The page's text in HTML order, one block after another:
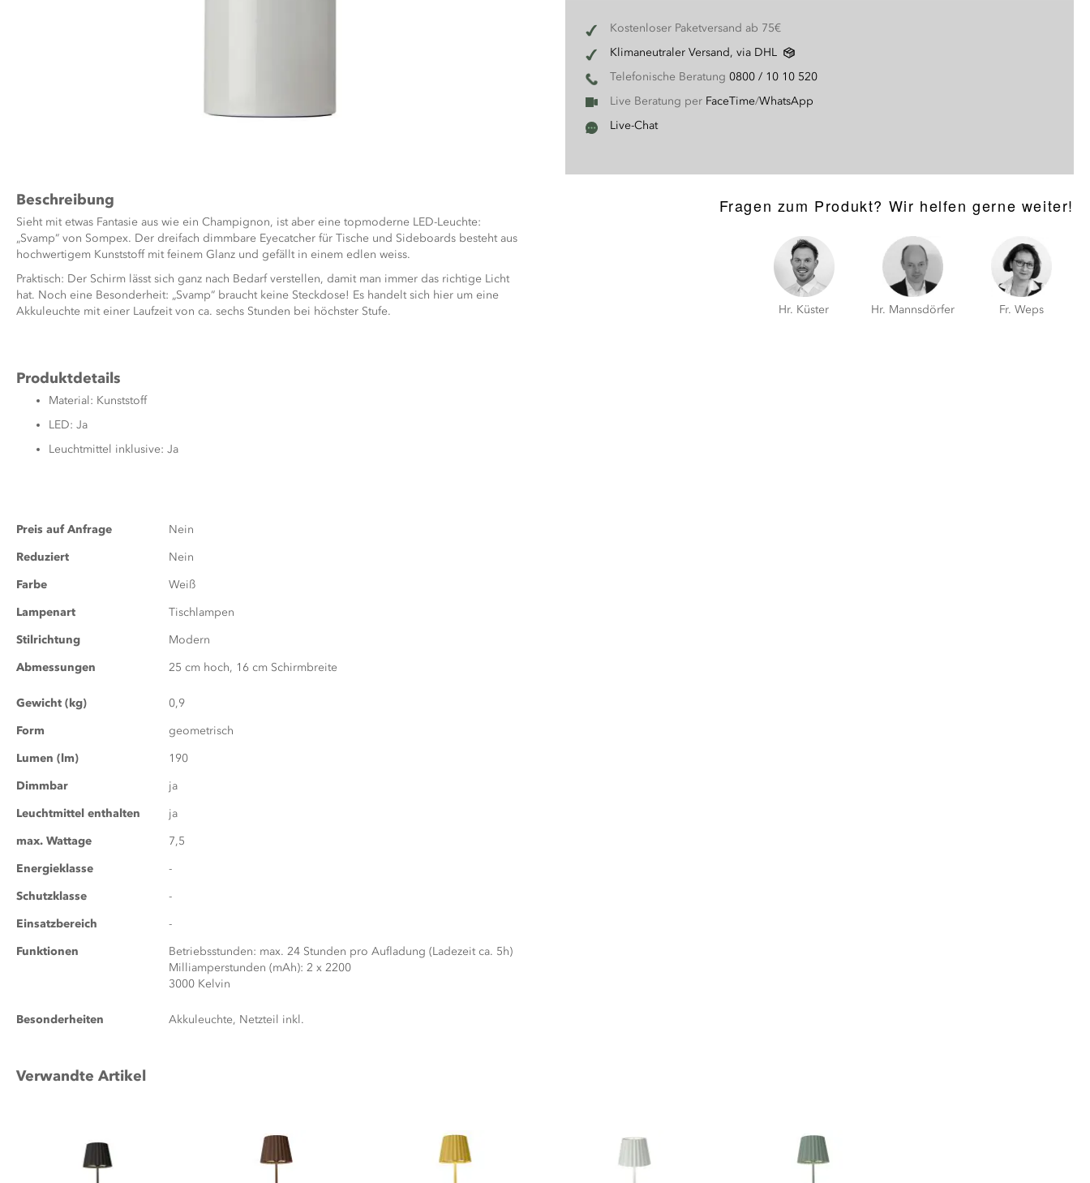
springen
Kostenloser Paketversand ab 75€
Klimaneutraler Versand, via DHL
Telefonische Beratung 0800 / 10 10 520
Live Beratung per FaceTime/WhatsApp
Live-Chat
Fragen zum Produkt? Wir helfen gerne weiter!
Hr. Küster Hr. Mannsdörfer Fr. Weps
Beschreibung
Sieht mit etwas Fantasie aus wie ein Champignon, ist aber eine topmoderne LED-Leuchte:
„Svamp“ von Sompex. Der dreifach dimmbare Eyecatcher für Tische und Sideboards besteht aus
hochwertigem Kunststoff mit feinem Glanz und gefällt in einem edlen weiss.
Praktisch: Der Schirm lässt sich ganz nach Bedarf verstellen, damit man immer das richtige Licht
hat. Noch eine Besonderheit: „Svamp“ braucht keine Steckdose! Es handelt sich hier um eine
Akkuleuchte mit einer Laufzeit von ca. sechs Stunden bei höchster Stufe.
Produktdetails
Material: Kunststoff
LED: Ja
Leuchtmittel inklusive: Ja
Zusatzinformationen
Preis auf Anfrage
Nein
Reduziert
Nein
Farbe
Weiß
Lampenart
Tischlampen
Stilrichtung
Modern
Abmessungen
25 cm hoch, 16 cm Schirmbreite
Gewicht (kg)
0,9
Form
geometrisch
Lumen (lm)
190
Dimmbar
ja
Leuchtmittel enthalten
ja
max. Wattage
7,5
Energieklasse
-
Schutzklasse
-
Einsatzbereich
-
Funktionen
Betriebsstunden: max. 24 Stunden pro Aufladung (Ladezeit ca. 5h)
Milliamperstunden (mAh): 2 x 2200
3000 Kelvin
Besonderheiten Akkuleuchte, Netzteil inkl.
Verwandte Artikel